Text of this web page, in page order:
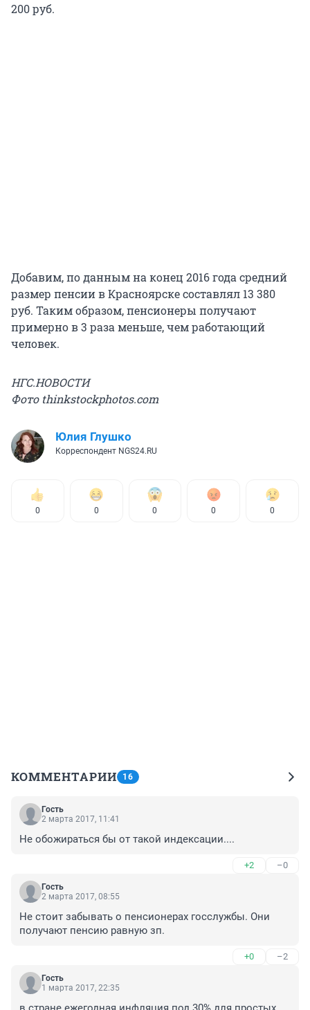
200 руб.
Добавим, по данным на конец 2016 года средний
размер пенсии в Красноярске составлял 13 380
руб. Таким образом, пенсионеры получают
примерно в 3 раза меньше, чем работающий
человек.
НГС.НОВОСТИ
Фото thinkstockphotos.com
Юлия Глушко
Корреспондент NGS24.RU
0 0 0 0 0
КОММЕНТАРИИ 16
Гость
2 марта 2017, 11:41
Не обожираться бы от такой индексации....
+2 –0
Гость
2 марта 2017, 08:55
Не стоит забывать о пенсионерах госслужбы. Они
получают пенсию равную зп.
+0 –2
Гость
1 марта 2017, 22:35